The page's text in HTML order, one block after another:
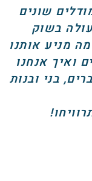
שונים
בשוק
מניע אותנו
ואיך אנחנו
בני ובנות